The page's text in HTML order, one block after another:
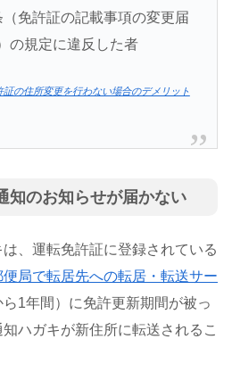
免許証の記載事項の変更届
の規定に違反した者
の住所変更を行わない場合のデメリット
知のお知らせが届かない
、運転免許証に登録されている
便局で転居先への転居・転送サー
1年間）に免許更新期間が被っ
ハガキが新住所に転送されるこ